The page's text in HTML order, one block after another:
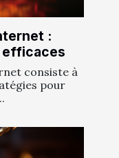
:
efficaces
consiste à
pour